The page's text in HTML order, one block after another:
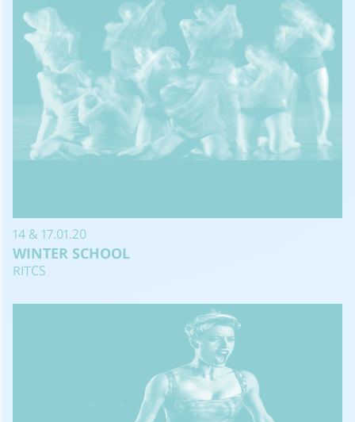
14 & 17.01.20
WINTER SCHOOL
RITCS